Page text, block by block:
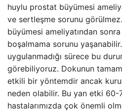
huylu prostat büyümesi
ve sertleşme sorunu
büyümesi ameliyatından
boşalmama sorunu
uygulanmadığı sürece bu
görebiliyoruz. Dokunun
etkili bir yöntemdir ancak
neden olabilir. Bu yan etki 60-
hastalarımızda çok önemli